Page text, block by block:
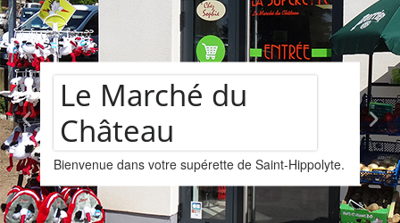
Marché du
dans votre supérette de Saint-Hippolyte.